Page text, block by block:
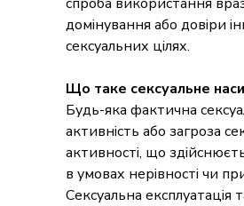
домінування або довіри
сексуальних цілях.
Що таке сексуальне
Будь-яка фактична
активність або загроза
активності, що
в умовах нерівності чи
Сексуальна експлуатація